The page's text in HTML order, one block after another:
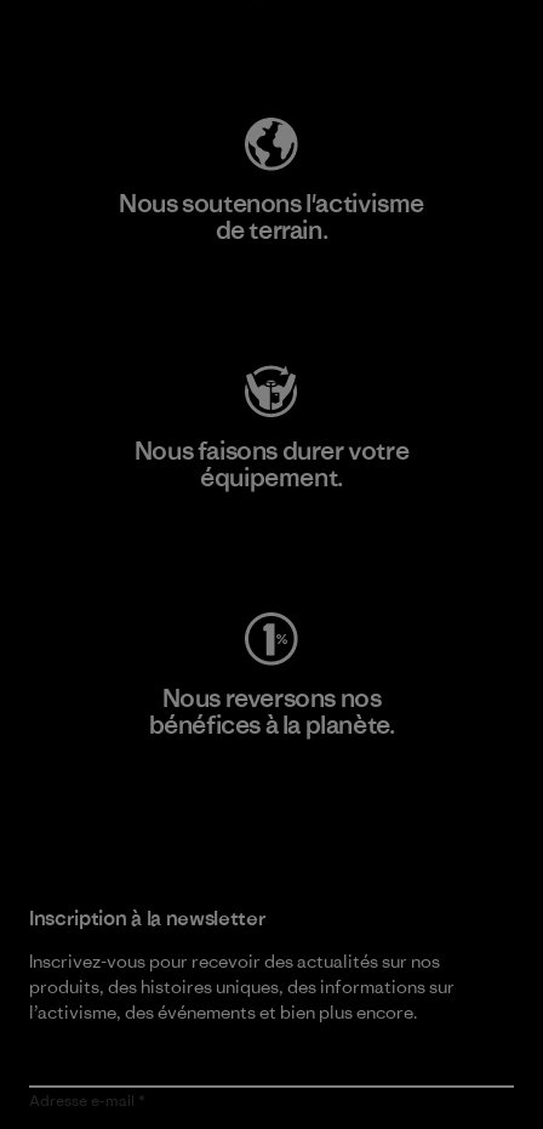
Nous soutenons l'activisme
de terrain.
Nous faisons durer votre
équipement.
Nous reversons nos
bénéfices à la planète.
Inscription à la newsletter
Inscrivez-vous pour recevoir des actualités sur nos
produits, des histoires uniques, des informations sur
l’activisme, des événements et bien plus encore.
Adresse e-mail